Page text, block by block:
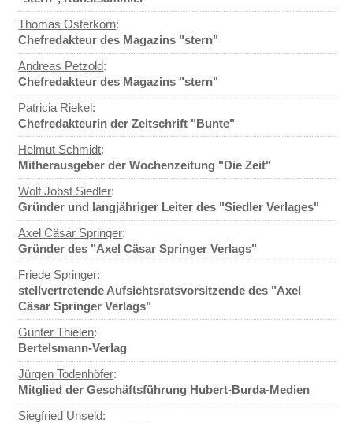
Thomas Osterkorn:
Chefredakteur des Magazins "stern"
Andreas Petzold:
Chefredakteur des Magazins "stern"
Patricia Riekel:
Chefredakteurin der Zeitschrift "Bunte"
Helmut Schmidt:
Mitherausgeber der Wochenzeitung "Die Zeit"
Wolf Jobst Siedler:
Gründer und langjähriger Leiter des "Siedler Verlages"
Axel Cäsar Springer:
Gründer des "Axel Cäsar Springer Verlags"
Friede Springer:
stellvertretende Aufsichtsratsvorsitzende des "Axel
Cäsar Springer Verlags"
Gunter Thielen:
Bertelsmann-Verlag
Jürgen Todenhöfer:
Mitglied der Geschäftsführung Hubert-Burda-Medien
Siegfried Unseld: